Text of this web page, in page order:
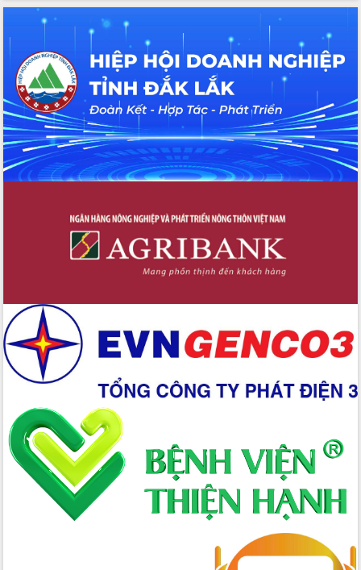
Hội thảo khoa học “Giải pháp thúc đẩy
phát triển nền kinh tế xanh tại tỉnh
Đắk Lắk”
Tăng cường giám sát, đôn đốc thực
hiện nhiệm vụ quản lý tài sản công
hàng tuần
Tháo gỡ những vướng mắc, đẩy mạnh
công tác cải cách thủ tục hành chính
tại Trung tâm Phục vụ hành chính
công tỉnh
Đắk Lắk rà soát, điều chỉnh Đề án 190
về phát triển nuôi trồng thủy sản
Phó Chủ tịch UBND tỉnh Đắk Lắk
Trương Công Thái kiểm tra thực địa
Thuột
Định vị cà phê Việt Nam như một “di
sản sống” trong dòng chảy toàn cầu
Xây dựng nông thôn mới: Nâng cao đời
sống người dân từ những mô hình thiết
Quyết liệt tháo gỡ vướng mắc, đẩy
nhanh tiến độ các dự án trọng điểm
trong Khu kinh tế Nam Phú Yên
Hòn Yến phát triển du lịch gắn với bảo
tồn biển
Lấy ý kiến điều chỉnh Quy hoạch tỉnh
Đắk Lắk thời kỳ 2021-2030, tầm nhìn